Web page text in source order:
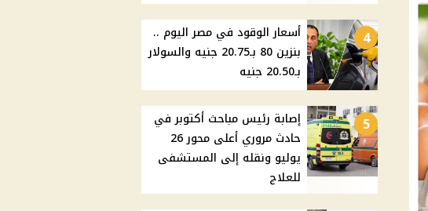
4
أسعار الوقود في مصر اليوم ..
بنزين 80 بـ20.75 جنيه والسولار
بـ20.50 جنيه
5
إصابة رئيس مباحث أكتوبر في
حادث مروري أعلى محور 26
يوليو ونقله إلى المستشفى
للعلاج